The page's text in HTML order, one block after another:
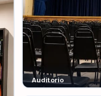
Auditorio